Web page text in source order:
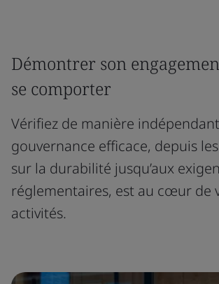
Démontrer son
se comporter
Vérifiez de manière
gouvernance efficace, depuis
sur la durabilité jusqu’aux
réglementaires, est au cœur de
activités.